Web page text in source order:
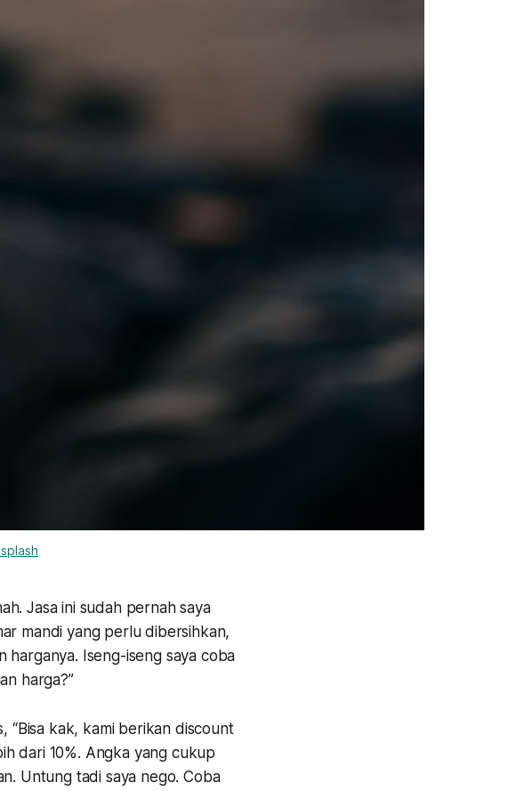
Jasa ini sudah pernah saya
mandi yang perlu dibersihkan,
harganya. Iseng-iseng saya coba
harga?”
“Bisa kak, kami berikan discount
dari 10%. Angka yang cukup
Untung tadi saya nego. Coba